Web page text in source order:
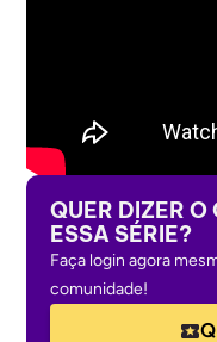
QUER DIZER O
ESSA SÉRIE?
Faça login agora
comunidade!